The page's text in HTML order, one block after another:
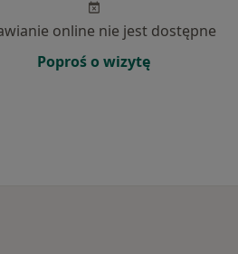
online nie jest dostępne
Poproś o wizytę